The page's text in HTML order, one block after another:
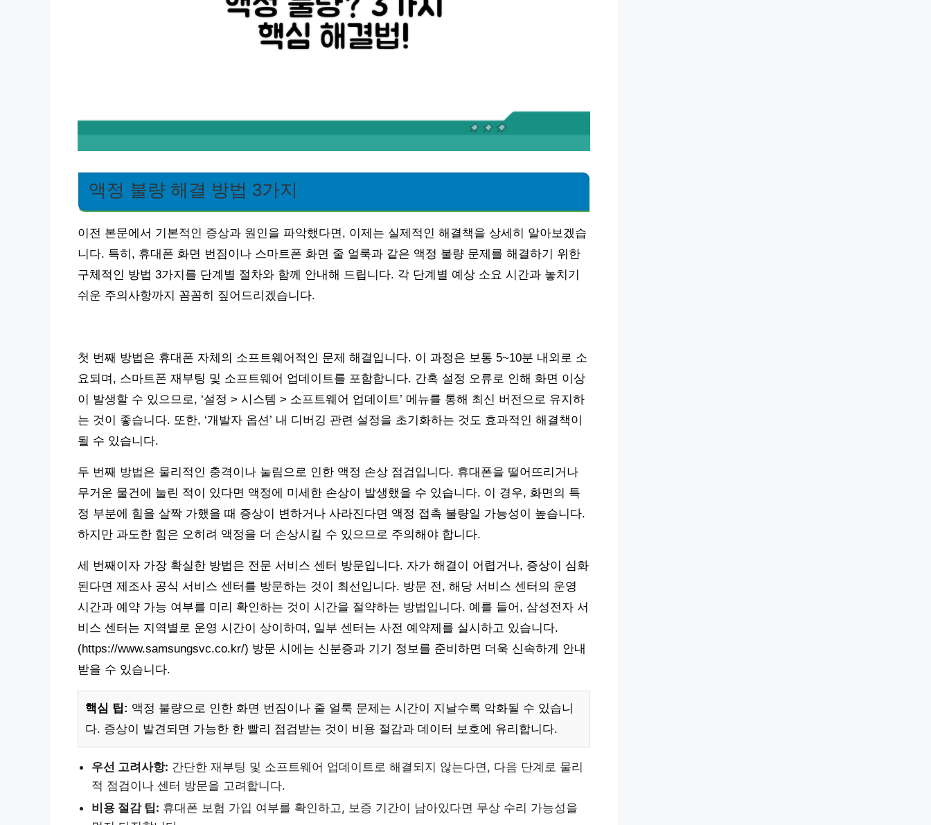
액정 불량 해결 방법 3가지
이전 본문에서 기본적인 증상과 원인을 파악했다면, 이제는 실제적인 해결책을 상세히 알아보겠습
니다. 특히, 휴대폰 화면 번짐이나 스마트폰 화면 줄 얼룩과 같은 액정 불량 문제를 해결하기 위한
구체적인 방법 3가지를 단계별 절차와 함께 안내해 드립니다. 각 단계별 예상 소요 시간과 놓치기
쉬운 주의사항까지 꼼꼼히 짚어드리겠습니다.
첫 번째 방법은 휴대폰 자체의 소프트웨어적인 문제 해결입니다. 이 과정은 보통 5~10분 내외로 소
요되며, 스마트폰 재부팅 및 소프트웨어 업데이트를 포함합니다. 간혹 설정 오류로 인해 화면 이상
이 발생할 수 있으므로, ‘설정 > 시스템 > 소프트웨어 업데이트’ 메뉴를 통해 최신 버전으로 유지하
는 것이 좋습니다. 또한, ‘개발자 옵션’ 내 디버깅 관련 설정을 초기화하는 것도 효과적인 해결책이
될 수 있습니다.
두 번째 방법은 물리적인 충격이나 눌림으로 인한 액정 손상 점검입니다. 휴대폰을 떨어뜨리거나
무거운 물건에 눌린 적이 있다면 액정에 미세한 손상이 발생했을 수 있습니다. 이 경우, 화면의 특
정 부분에 힘을 살짝 가했을 때 증상이 변하거나 사라진다면 액정 접촉 불량일 가능성이 높습니다.
하지만 과도한 힘은 오히려 액정을 더 손상시킬 수 있으므로 주의해야 합니다.
세 번째이자 가장 확실한 방법은 전문 서비스 센터 방문입니다. 자가 해결이 어렵거나, 증상이 심화
된다면 제조사 공식 서비스 센터를 방문하는 것이 최선입니다. 방문 전, 해당 서비스 센터의 운영
시간과 예약 가능 여부를 미리 확인하는 것이 시간을 절약하는 방법입니다. 예를 들어, 삼성전자 서
비스 센터는 지역별로 운영 시간이 상이하며, 일부 센터는 사전 예약제를 실시하고 있습니다.
(https://www.samsungsvc.co.kr/) 방문 시에는 신분증과 기기 정보를 준비하면 더욱 신속하게 안내
받을 수 있습니다.
핵심 팁: 액정 불량으로 인한 화면 번짐이나 줄 얼룩 문제는 시간이 지날수록 악화될 수 있습니
다. 증상이 발견되면 가능한 한 빨리 점검받는 것이 비용 절감과 데이터 보호에 유리합니다.
우선 고려사항: 간단한 재부팅 및 소프트웨어 업데이트로 해결되지 않는다면, 다음 단계로 물리
적 점검이나 센터 방문을 고려합니다.
비용 절감 팁: 휴대폰 보험 가입 여부를 확인하고, 보증 기간이 남아있다면 무상 수리 가능성을